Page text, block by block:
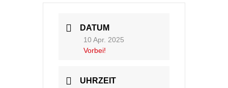
DATUM
10 Apr. 2025
Vorbei!
UHRZEIT